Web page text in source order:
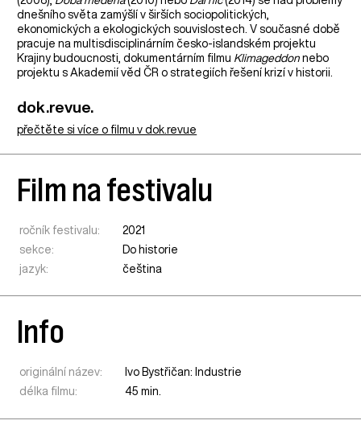
dnešního světa zamýšlí v širších sociopolitických,
ekonomických a ekologických souvislostech. V současné době
pracuje na multisdisciplinárním česko-islandském projektu
Krajiny budoucnosti, dokumentárním filmu Klimageddon nebo
projektu s Akademií věd ČR o strategiích řešení krizí v historii.
dok.revue.
přečtěte si více o filmu v dok.revue
Film na festivalu
ročník festivalu:
2021
sekce:
Do historie
jazyk:
čeština
Info
originální název:
Ivo Bystřičan: Industrie
délka filmu:
45 min.